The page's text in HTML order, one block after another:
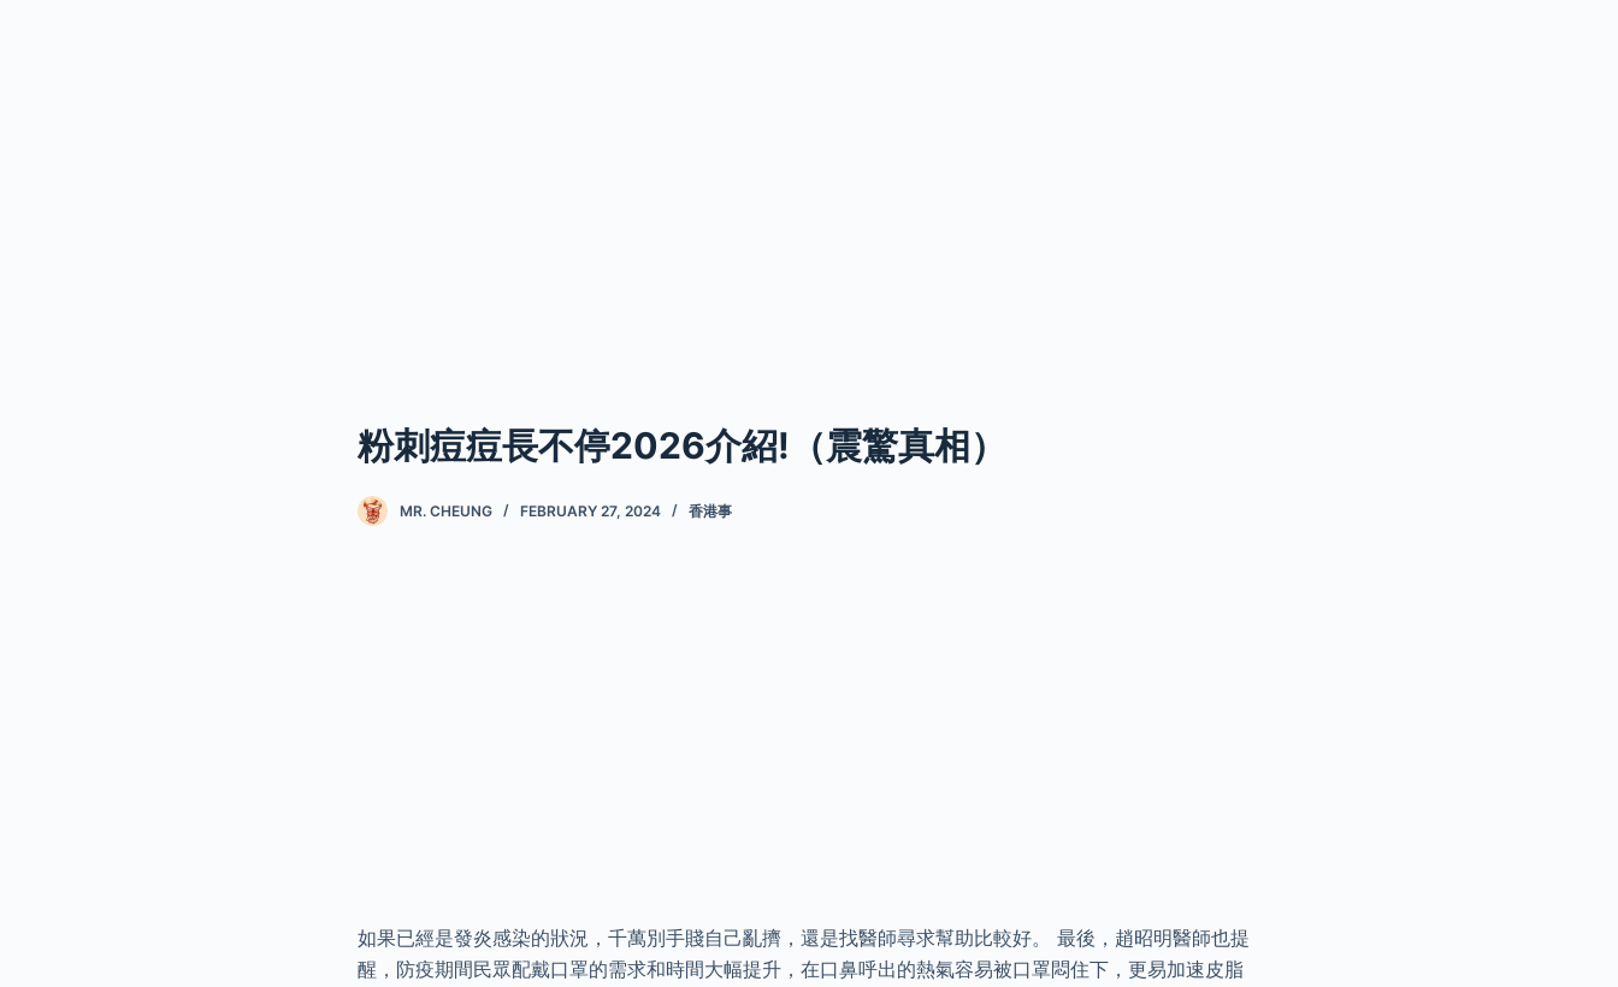
粉刺痘痘長不停2026介紹!（震驚真相）
MR. CHEUNG FEBRUARY 27, 2024 香港事
如果已經是發炎感染的狀況，千萬別手賤自己亂擠，還是找醫師尋求幫助比較好。 最後，趙昭明醫師也提
醒，防疫期間民眾配戴口罩的需求和時間大幅提升，在口鼻呼出的熱氣容易被口罩悶住下，更易加速皮脂